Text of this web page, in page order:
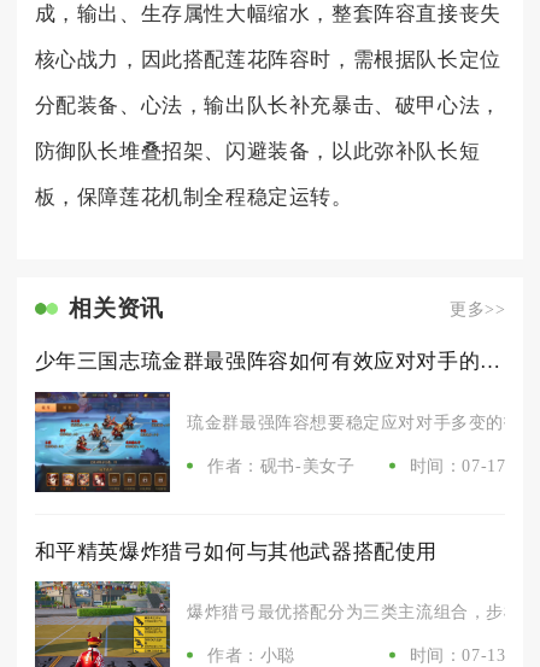
成，输出、生存属性大幅缩水，整套阵容直接丧失
核心战力，因此搭配莲花阵容时，需根据队长定位
分配装备、心法，输出队长补充暴击、破甲心法，
防御队长堆叠招架、闪避装备，以此弥补队长短
板，保障莲花机制全程稳定运转。
相关资讯 更多>>
少年三国志琉金群最强阵容如何有效应对对手的打法变化
琉金群最强阵容想要稳定应对对手多变的打
作者：砚书-美女子 时间：07-17
和平精英爆炸猎弓如何与其他武器搭配使用
爆炸猎弓最优搭配分为三类主流组合，步枪
作者：小聪 时间：07-13